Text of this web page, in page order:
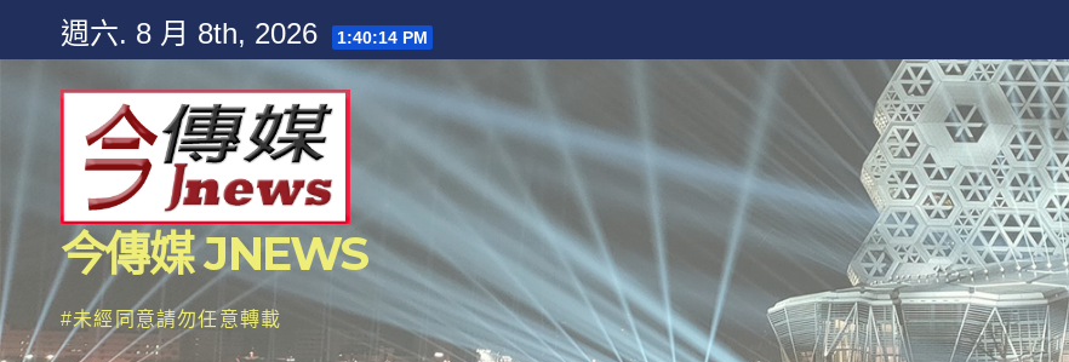
content
週六. 8 月 8th, 2026 1:40:15 PM
今傳媒 JNEWS
#未經同意請勿任意轉載